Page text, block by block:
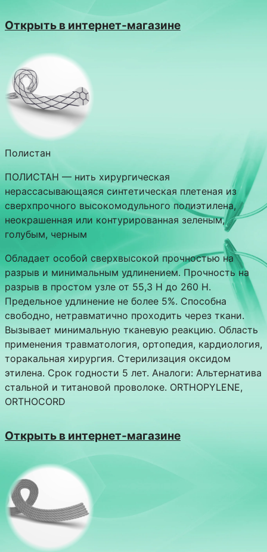
Открыть в интернет-магазине
Полистан
ПОЛИСТАН — нить хирургическая
нерассасывающаяся синтетическая плетеная из
сверхпрочного высокомодульного полиэтилена,
неокрашенная или контурированная зеленым,
голубым, черным
Обладает особой сверхвысокой прочностью на
разрыв и минимальным удлинением. Прочность на
разрыв в простом узле от 55,3 Н до 260 Н.
Предельное удлинение не более 5%. Способна
свободно, нетравматично проходить через ткани.
Вызывает минимальную тканевую реакцию. Область
применения травматология, ортопедия, кардиология,
торакальная хирургия. Стерилизация оксидом
этилена. Срок годности 5 лет. Аналоги: Альтернатива
стальной и титановой проволоке. ORTHOPYLENE,
ORTHOCORD
Открыть в интернет-магазине